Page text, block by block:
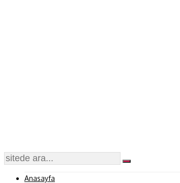
Anasayfa